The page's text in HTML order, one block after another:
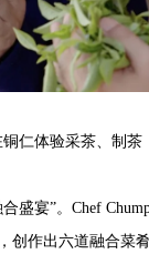
铜仁体验采茶、制茶
宴”。Chef
创作出六道融合菜